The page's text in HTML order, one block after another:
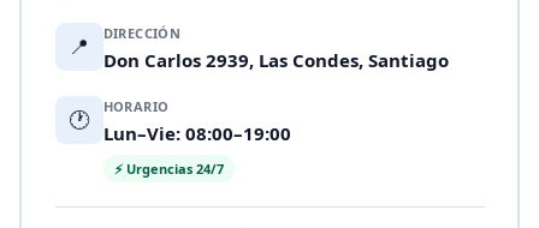
📍 DIRECCIÓN
Don Carlos 2939, Las Condes, Santiago
🕐 HORARIO
Lun–Vie: 08:00–19:00
⚡ Urgencias 24/7